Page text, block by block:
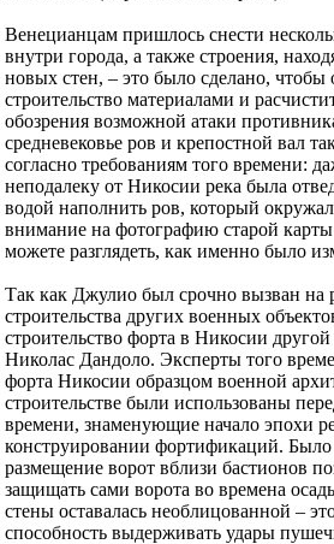
Венецианцам пришлось снести
внутри города, а также строения,
новых стен, – это было сделано, чтобы
строительство материалами и
обозрения возможной атаки
средневековье ров и крепостной вал
согласно требованиям того времени:
неподалеку от Никосии река была
водой наполнить ров, который
внимание на фотографию старой
можете разглядеть, как именно было
Так как Джулио был срочно вызван на
строительства других военных
строительство форта в Никосии
Николас Дандоло. Эксперты того
форта Никосии образцом военной
строительстве были использованы
времени, знаменующие начало эпохи
конструировании фортификаций. Было
размещение ворот вблизи бастионов
защищать сами ворота во времена
стены оставалась необлицованной –
способность выдерживать удары